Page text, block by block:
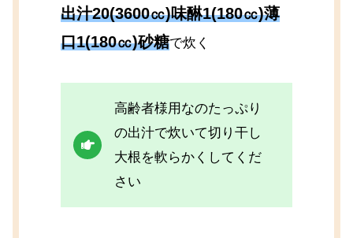
出汁20(3600㏄)味醂1(180㏄)薄
口1(180㏄)砂糖で炊く
高齢者様用なのたっぷり
の出汁で炊いて切り干し
大根を軟らかくしてくだ
さい